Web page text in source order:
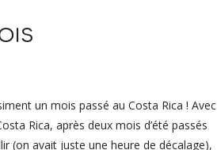
un mois passé au Costa Rica ! Avec
Rica, après deux mois d’été passés
(on avait juste une heure de décalage),